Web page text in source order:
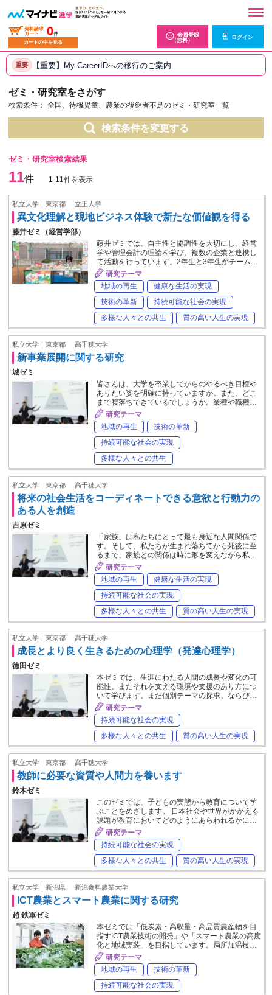
資料請求
カート
0件
カートの中を見る
会員登録
（無料）
ログイン
重要 【重要】My CareerIDへの移行のご案内
ゼミ・研究室をさがす
検索条件： 全国、待機児童、農業の後継者不足のゼミ・研究室一覧
検索条件を変更する
ゼミ・研究室検索結果
11件 1-11件を表示
私立大学｜東京都 立正大学
異文化理解と現地ビジネス体験で新たな価値観を得る
藤井ゼミ（経営学部）
藤井ゼミでは、自主性と協調性を大切にし、経営
学や管理会計の理論を学び、複数の企業と連携し
て活動を行っています。2年生と3年生がチーム…
研究テーマ
地域の再生
健康な生活の実現
技術の革新
持続可能な社会の実現
多様な人々との共生
質の高い人生の実現
私立大学｜東京都 高千穂大学
新事業展開に関する研究
城ゼミ
皆さんは、大学を卒業してからのやるべき目標や
ありたい姿を明確に持っていますか。また、どこ
まで腹落ちできているでしょうか。業種や職種…
研究テーマ
地域の再生
技術の革新
持続可能な社会の実現
多様な人々との共生
私立大学｜東京都 高千穂大学
将来の社会生活をコーディネートできる意欲と行動力の
ある人を創造
吉原ゼミ
「家族」は私たちにとって最も身近な人間関係で
す。そして、私たちが生まれ落ちてから死後に至
るまで、家族との関係は時に形を変えながら私…
研究テーマ
地域の再生
健康な生活の実現
持続可能な社会の実現
多様な人々との共生
質の高い人生の実現
私立大学｜東京都 高千穂大学
成長とより良く生きるための心理学（発達心理学）
徳田ゼミ
本ゼミでは、生涯にわたる人間の成長や変化の可
能性、またそれを支える環境や支援のあり方につ
いて学びます。また個別テーマの探求、ならび…
研究テーマ
持続可能な社会の実現
多様な人々との共生
質の高い人生の実現
私立大学｜東京都 高千穂大学
教師に必要な資質や人間力を養います
鈴木ゼミ
このゼミでは、子どもの実態から教育について学
ぶことをめざします。 日本社会や世界がかかえる
課題が教育においてどのようにあらわれるかに…
研究テーマ
持続可能な社会の実現
多様な人々との共生
質の高い人生の実現
私立大学｜新潟県 新潟食料農業大学
ICT農業とスマート農業に関する研究
趙 鉄軍ゼミ
本ゼミでは「低炭素・高収量・高品質農産物を目
指すICT農業技術の開発」や「スマート農業の高度
化と地域実装」を目指しています。局所加温技…
研究テーマ
地域の再生
技術の革新
持続可能な社会の実現